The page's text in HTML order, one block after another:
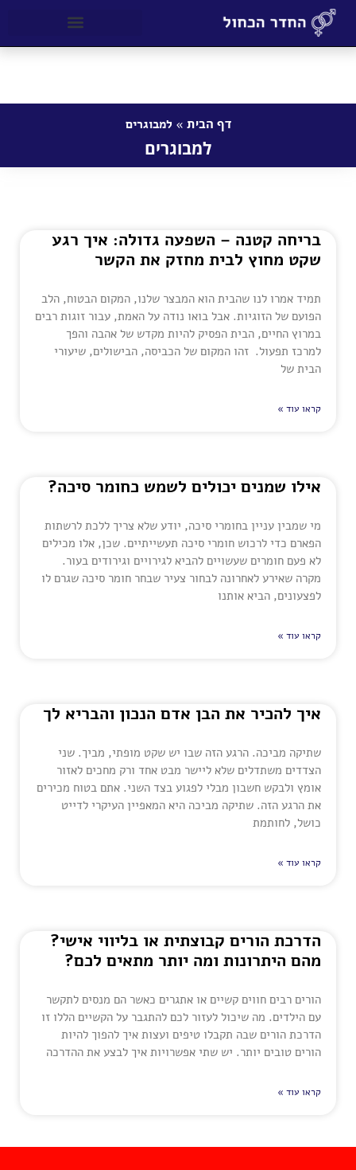
דף הבית » למבוגרים
למבוגרים
בריחה קטנה – השפעה גדולה: איך רגע
שקט מחוץ לבית מחזק את הקשר
תמיד אמרו לנו שהבית הוא המבצר שלנו, המקום הבטוח, הלב
הפועם של הזוגיות. אבל בואו נודה על האמת, עבור זוגות רבים
במרוץ החיים, הבית הפסיק להיות מקדש של אהבה והפך
למרכז תפעול. זהו המקום של הכביסה, הבישולים, שיעורי
הבית של
קראו עוד »
אילו שמנים יכולים לשמש כחומר סיכה?
מי שמבין עניין בחומרי סיכה, יודע שלא צריך ללכת לרשתות
הפארם כדי לרכוש חומרי סיכה תעשייתיים. שכן, אלו מכילים
לא פעם חומרים שעשויים להביא לגירויים וגירודים בעור.
מקרה שאירע לאחרונה לבחור צעיר שבחר חומר סיכה שגרם לו
לפצעונים, הביא אותנו
קראו עוד »
איך להכיר את הבן אדם הנכון והבריא לך
שתיקה מביכה. הרגע הזה שבו יש שקט מופתי, מביך. שני
הצדדים משתדלים שלא ליישר מבט אחד ורק מחכים לאזור
אומץ ולבקש חשבון מבלי לפגוע בצד השני. אתם בטוח מכירים
את הרגע הזה. שתיקה מביכה היא המאפיין העיקרי לדייט
כושל, לחותמת
קראו עוד »
הדרכת הורים קבוצתית או בליווי אישי?
מהם היתרונות ומה יותר מתאים לכם?
הורים רבים חווים קשיים או אתגרים כאשר הם מנסים לתקשר
עם הילדים. מה שיכול לעזור לכם להתגבר על הקשיים הללו זו
הדרכת הורים שבה תקבלו טיפים ועצות איך להפוך להיות
הורים טובים יותר. יש שתי אפשרויות איך לבצע את ההדרכה
קראו עוד »